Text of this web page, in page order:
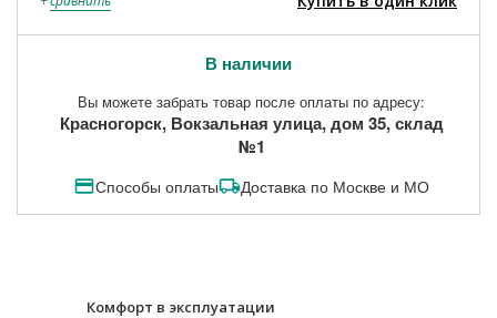
В наличии
Вы можете забрать товар после оплаты по адресу:
Красногорск, Вокзальная улица, дом 35, склад
№1
Способы оплаты Доставка по Москве и МО
Комфорт в эксплуатации